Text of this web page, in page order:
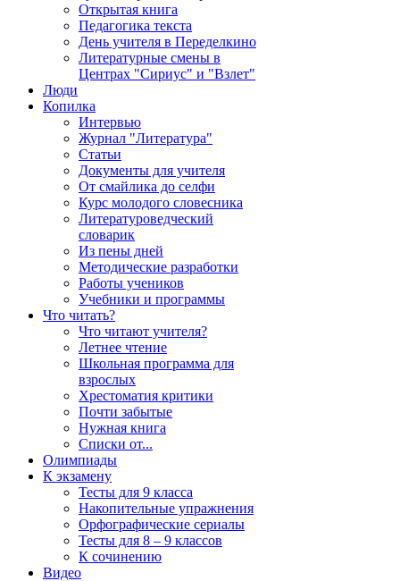
Открытая книга
Педагогика текста
День учителя в Переделкино
Литературные смены в
Центрах "Сириус" и "Взлет"
Люди
Копилка
Интервью
Журнал "Литература"
Статьи
Документы для учителя
От смайлика до селфи
Курс молодого словесника
Литературоведческий
словарик
Из пены дней
Методические разработки
Работы учеников
Учебники и программы
Что читать?
Что читают учителя?
Летнее чтение
Школьная программа для
взрослых
Хрестоматия критики
Почти забытые
Нужная книга
Списки от...
Олимпиады
К экзамену
Тесты для 9 класса
Накопительные упражнения
Орфографические сериалы
Тесты для 8 – 9 классов
К сочинению
Видео